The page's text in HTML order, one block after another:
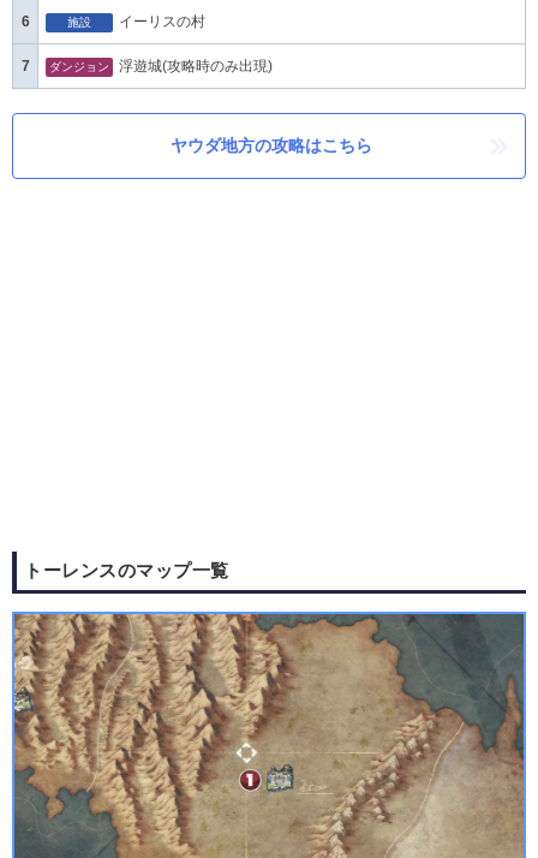
6 施設 イーリスの村
7 ダンジョン 浮遊城(攻略時のみ出現)
ヤウダ地方の攻略はこちら
トーレンスのマップ一覧